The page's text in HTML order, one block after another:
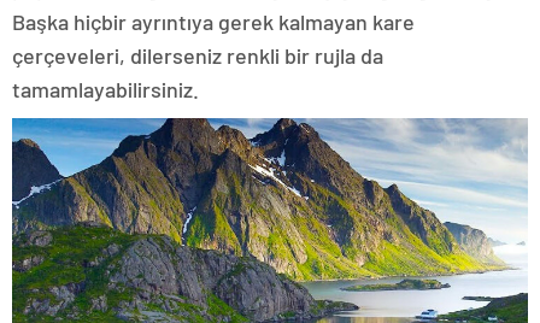
Başka hiçbir ayrıntıya gerek kalmayan kare
çerçeveleri, dilerseniz renkli bir rujla da
tamamlayabilirsiniz.